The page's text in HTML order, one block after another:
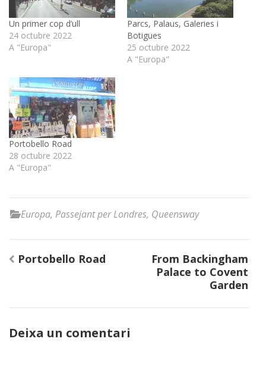
Un primer cop d’ull
24 octubre 2022
A "Europa"
Parcs, Palaus, Galeries i
Botigues
25 octubre 2022
A "Europa"
Portobello Road
28 octubre 2022
A "Europa"
Europa, Passejant per Londres, Queensway
Navegació
Portobello Road
From Backingham
Palace to Covent
Garden
Deixa un comentari